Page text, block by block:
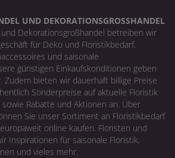
UND DEKORATIONSGROSSHANDEL
Dekorationsgroßhandel betreiben wir
für Deko und Floristikbedarf,
und saisonale
günstigen Einkaufskonditionen geben
Zudem bieten wir dauerhaft billige Preise
Sonderpreise auf aktuelle Floristik
Rabatte und Aktionen an. Über
Sie unser Sortiment an Floristikbedarf
online kaufen. Floristen und
Inspirationen für saisonale Floristik,
und vieles mehr.